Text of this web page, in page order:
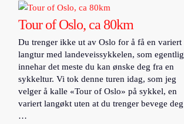
Tour of Oslo, ca 80km
Du trenger ikke ut av Oslo for å få en variert
langtur med landeveissykkelen, som egentlig
innehar det meste du kan ønske deg fra en
sykkeltur. Vi tok denne turen idag, som jeg
velger å kalle «Tour of Oslo» på sykkel, en
variert langøkt uten at du trenger bevege deg
…